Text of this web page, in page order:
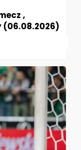
,
(06.08.2026)